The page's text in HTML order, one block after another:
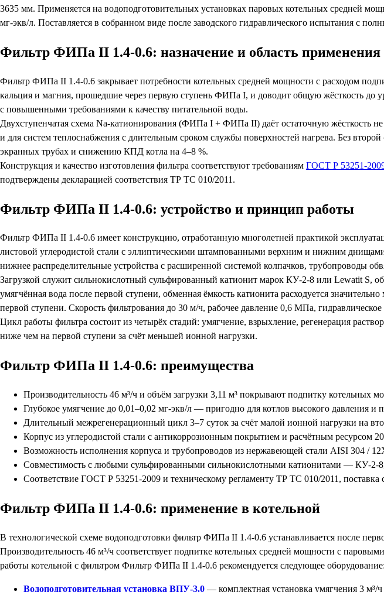
3635 мм. Применяется на водоподготовительных установках паровых котельных средней
мг-экв/л. Поставляется в собранном виде после заводского гидравлического испытания с
Фильтр ФИПа II 1.4-0.6: назначение и область применения
Фильтр ФИПа II 1.4-0.6 закрывает потребности котельных средней мощности с расходом
кальция и магния, прошедшие через первую ступень ФИПа I, и доводит общую жёсткость до
с повышенными требованиями к качеству питательной воды.
Двухступенчатая схема Na-катионирования (ФИПа I + ФИПа II) даёт остаточную жёсткость
и для систем теплоснабжения с длительным сроком службы поверхностей нагрева. Без
экранных трубах и снижению КПД котла на 4–8 %.
Конструкция и качество изготовления фильтра соответствуют требованиям ГОСТ Р 53251-
подтверждены декларацией соответствия ТР ТС 010/2011.
Фильтр ФИПа II 1.4-0.6: устройство и принцип работы
Фильтр ФИПа II 1.4-0.6 имеет конструкцию, отработанную многолетней практикой
листовой углеродистой стали с эллиптическими штампованными верхним и нижним
нижнее распределительные устройства с расширенной системой колпачков, трубопроводы
Загрузкой служит сильнокислотный сульфированный катионит марок КУ-2-8 или Lewatit S,
умягчённая вода после первой ступени, обменная ёмкость катионита расходуется
первой ступени. Скорость фильтрования до 30 м/ч, рабочее давление 0,6 МПа,
Цикл работы фильтра состоит из четырёх стадий: умягчение, взрыхление, регенерация
ниже чем на первой ступени за счёт меньшей ионной нагрузки.
Фильтр ФИПа II 1.4-0.6: преимущества
Производительность 46 м³/ч и объём загрузки 3,11 м³ покрывают подпитку котельных
Глубокое умягчение до 0,01–0,02 мг-экв/л — пригодно для котлов высокого давления и
Длительный межрегенерационный цикл 3–7 суток за счёт малой ионной нагрузки на
Корпус из углеродистой стали с антикоррозионным покрытием и расчётным ресурсом
Возможность исполнения корпуса и трубопроводов из нержавеющей стали AISI 304 /
Совместимость с любыми сульфированными сильнокислотными катионитами — КУ-2-
Соответствие ГОСТ Р 53251-2009 и техническому регламенту ТР ТС 010/2011,
Фильтр ФИПа II 1.4-0.6: применение в котельной
В технологической схеме водоподготовки фильтр ФИПа II 1.4-0.6 устанавливается после
Производительность 46 м³/ч соответствует подпитке котельных средней мощности с
работы котельной с фильтром Фильтр ФИПа II 1.4-0.6 рекомендуется следующее оборудование:
Водоподготовительная установка ВПУ-3.0 — комплектная установка умягчения 3 м³/ч